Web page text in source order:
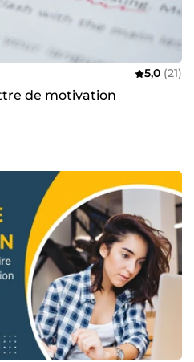
5,0 (21)
de motivation